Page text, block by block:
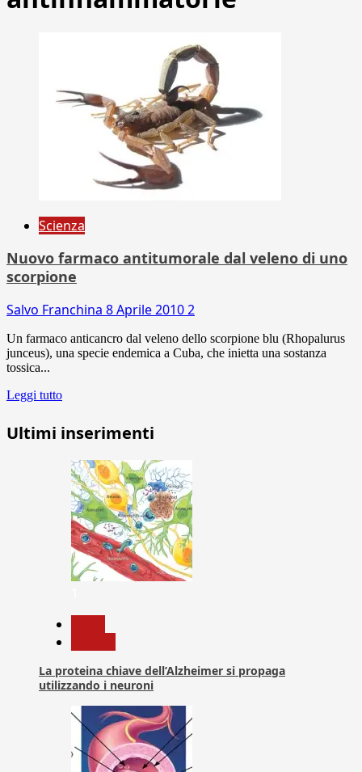
Scienza
Nuovo farmaco antitumorale dal veleno di uno
scorpione
Salvo Franchina 8 Aprile 20102
Un farmaco anticancro dal veleno dello scorpione blu (Rhopalurus
junceus), una specie endemica a Cuba, che inietta una sostanza
tossica...
Leggi tutto
Ultimi inserimenti
La proteina chiave dell’Alzheimer si propaga
utilizzando i neuroni